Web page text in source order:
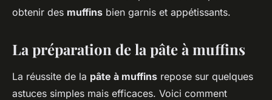
obtenir des muffins bien garnis et appétissants.
La préparation de la pâte à muffins
La réussite de la pâte à muffins repose sur quelques
astuces simples mais efficaces. Voici comment